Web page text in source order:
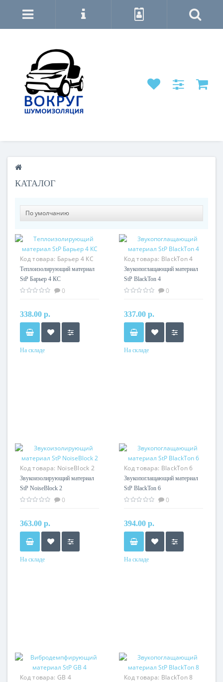
КАТАЛОГ
Код товара: Барьер 4 КС
Теплоизолирующий материал
StP Барьер 4 КС
0
338.00 р.
На складе
Код товара: BlackTon 4
Звукопоглащающий материал
StP BlackTon 4
0
337.00 р.
На складе
Код товара: NoiseBlock 2
Звукоизолирующий материал
StP NoiseBlock 2
0
363.00 р.
На складе
Код товара: BlackTon 6
Звукопоглащающий материал
StP BlackTon 6
0
394.00 р.
На складе
Код товара: GB 4 Код товара: BlackTon 8